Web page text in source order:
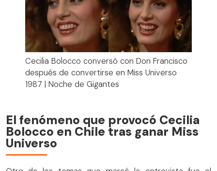
Cecilia Bolocco conversó con Don Francisco
después de convertirse en Miss Universo
1987 | Noche de Gigantes
El fenómeno que provocó Cecilia
Bolocco en Chile tras ganar Miss
Universo